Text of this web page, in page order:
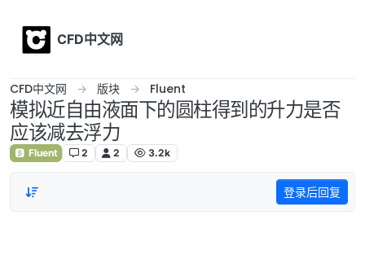
CFD中文网
CFD中文网 版块 Fluent
模拟近自由液面下的圆柱得到的升力是否
应该减去浮力
Fluent 2 2 3.2k
登录后回复